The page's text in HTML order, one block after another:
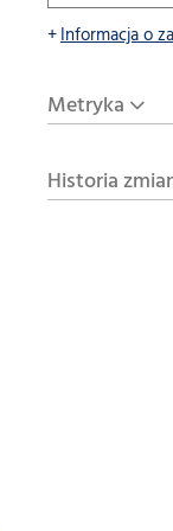
Informacja o
Metryka
Historia